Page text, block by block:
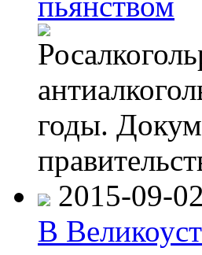
годы.
2015-09-
В